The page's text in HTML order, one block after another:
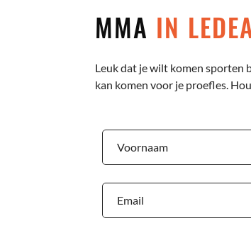
MMA IN
Leuk dat je wilt komen sporten
kan komen voor je proefles.